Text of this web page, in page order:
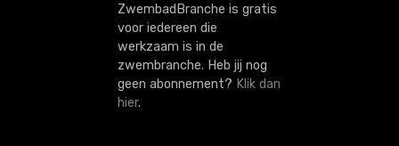
ZwembadBranche is gratis
voor iedereen die
werkzaam is in de
zwembranche. Heb jij nog
geen abonnement? Klik dan
hier.